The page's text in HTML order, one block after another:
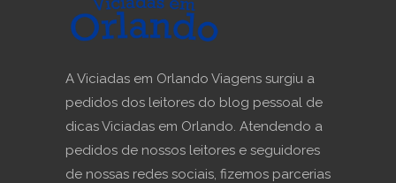
A Viciadas em Orlando Viagens surgiu a
pedidos dos leitores do blog pessoal de
dicas Viciadas em Orlando. Atendendo a
pedidos de nossos leitores e seguidores
de nossas redes sociais, fizemos parcerias